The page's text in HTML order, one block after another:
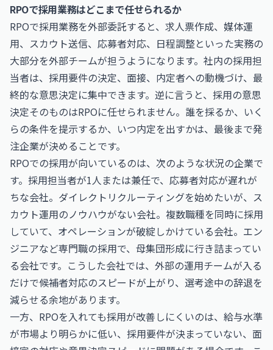
RPOで採用業務はどこまで任せられるか
RPOで採用業務を外部委託すると、求人票作成、媒体運
用、スカウト送信、応募者対応、日程調整といった実務の
大部分を外部チームが担うようになります。社内の採用担
当者は、採用要件の決定、面接、内定者への動機づけ、最
終的な意思決定に集中できます。逆に言うと、採用の意思
決定そのものはRPOに任せられません。誰を採るか、いく
らの条件を提示するか、いつ内定を出すかは、最後まで発
注企業が決めることです。
RPOでの採用が向いているのは、次のような状況の企業で
す。採用担当者が1人または兼任で、応募者対応が遅れが
ちな会社。ダイレクトリクルーティングを始めたいが、ス
カウト運用のノウハウがない会社。複数職種を同時に採用
していて、オペレーションが破綻しかけている会社。エン
ジニアなど専門職の採用で、母集団形成に行き詰まってい
る会社です。こうした会社では、外部の運用チームが入る
だけで候補者対応のスピードが上がり、選考途中の辞退を
減らせる余地があります。
一方、RPOを入れても採用が改善しにくいのは、給与水準
が市場より明らかに低い、採用要件が決まっていない、面